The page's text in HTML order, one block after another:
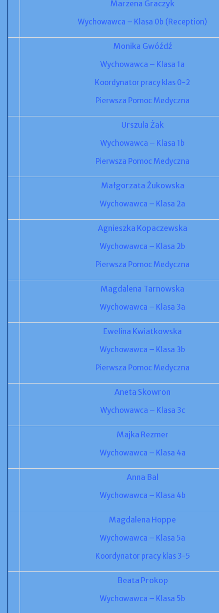
Marzena Graczyk
Wychowawca – Klasa 0b (Reception)
Monika Gwóźdź
Wychowawca – Klasa 1a
Koordynator pracy klas 0-2
Pierwsza Pomoc Medyczna
Urszula Żak
Wychowawca – Klasa 1b
Pierwsza Pomoc Medyczna
Małgorzata Żukowska
Wychowawca – Klasa 2a
Agnieszka Kopaczewska
Wychowawca – Klasa 2b
Pierwsza Pomoc Medyczna
Magdalena Tarnowska
Wychowawca – Klasa 3a
Ewelina Kwiatkowska
Wychowawca – Klasa 3b
Pierwsza Pomoc Medyczna
Aneta Skowron
Wychowawca – Klasa 3c
Majka Rezmer
Wychowawca – Klasa 4a
Anna Bal
Wychowawca – Klasa 4b
Magdalena Hoppe
Wychowawca – Klasa 5a
Koordynator pracy klas 3-5
Beata Prokop
Wychowawca – Klasa 5b